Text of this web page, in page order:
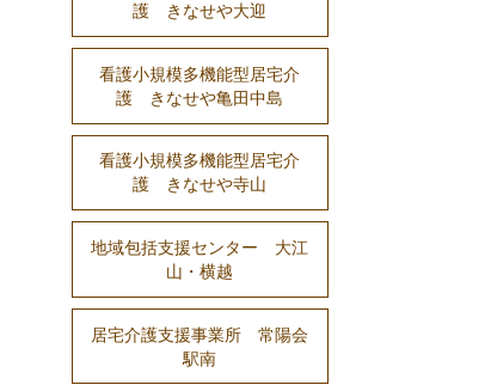
護 きなせや大迎
看護小規模多機能型居宅介
護 きなせや亀田中島
看護小規模多機能型居宅介
護 きなせや寺山
地域包括支援センター 大江
山・横越
居宅介護支援事業所 常陽会
駅南